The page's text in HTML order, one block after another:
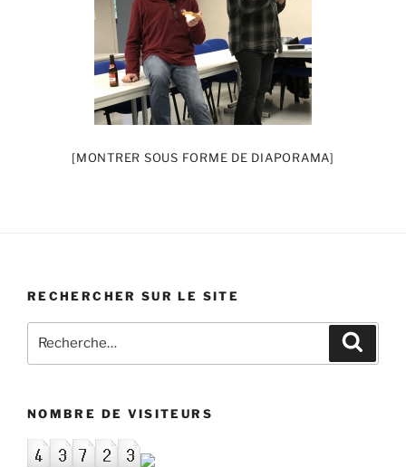
[MONTRER SOUS FORME DE DIAPORAMA]
RECHERCHER SUR LE SITE
pour
NOMBRE DE VISITEURS